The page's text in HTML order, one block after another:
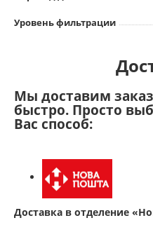
Уровень фильтрации
Мы доставим
быстро. Просто
Вас способ:
Доставка в отделение